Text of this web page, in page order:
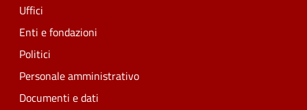
Uffici
Enti e fondazioni
Politici
Personale amministrativo
Documenti e dati